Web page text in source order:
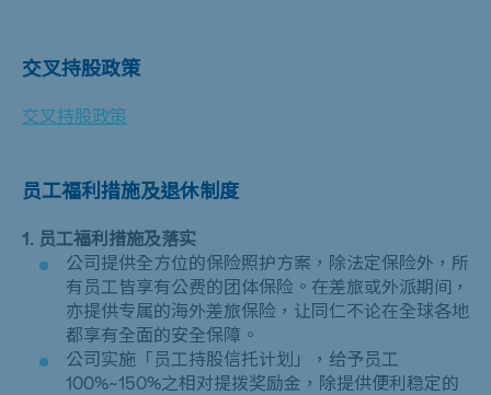
交叉持股政策
交叉持股政策
员工福利措施及退休制度
1. 员工福利措施及落实
公司提供全方位的保险照护方案，除法定保险外，所
有员工皆享有公费的团体保险。在差旅或外派期间，
亦提供专属的海外差旅保险，让同仁不论在全球各地
都享有全面的安全保障。
公司实施「员工持股信托计划」，给予员工
100%~150%之相对提拨奖励金，除提供便利稳定的